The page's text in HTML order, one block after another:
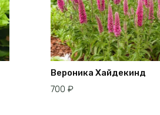
Вероника Хайдекинд
700 ₽